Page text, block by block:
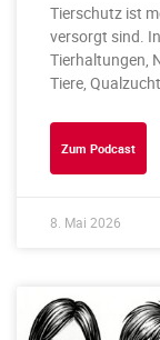
Tierschutz ist
versorgt sind.
Tierhaltungen,
Tiere,
Zum Podcast
8. Mai 2026